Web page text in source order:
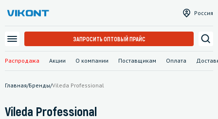
Распродажа Акции О компании Поставщикам Оплата
Россия
ЗАПРОСИТЬ ОПТОВЫЙ ПРАЙС
Главная/Бренды/Vileda Professional
Vileda Professional